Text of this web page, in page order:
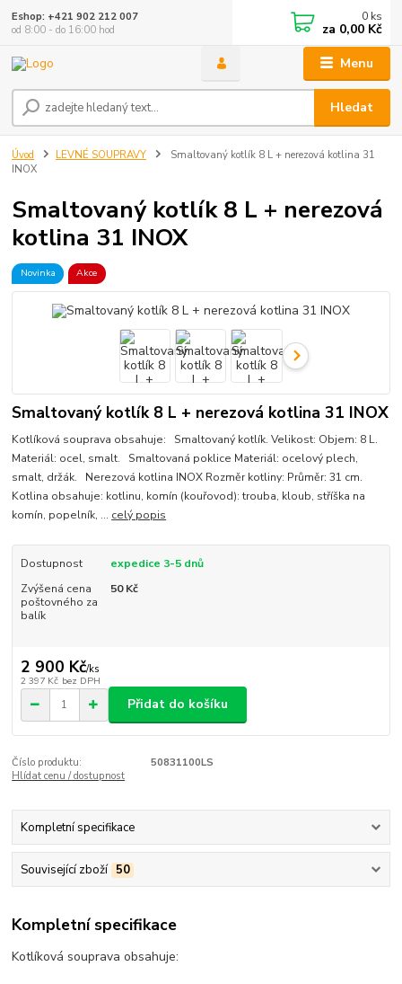
Menu
Hledat
Eshop: +421 902 212 007
od 8:00 - do 16:00 hod
0 ks
za 0,00 Kč
Úvod LEVNÉ SOUPRAVY
Smaltovaný kotlík 8 L + nerezová kotlina 31
INOX
Smaltovaný kotlík 8 L + nerezová
kotlina 31 INOX
Novinka Akce
Smaltovaný kotlík 8 L + nerezová kotlina 31 INOX
Kotlíková souprava obsahuje: Smaltovaný kotlík. Velikost: Objem: 8 L.
Materiál: ocel, smalt. Smaltovaná poklice Materiál: ocelový plech,
smalt, držák. Nerezová kotlina INOX Rozměr kotliny: Průměr: 31 cm.
Kotlina obsahuje: kotlinu, komín (kouřovod): trouba, kloub, stříška na
komín, popelník, ... celý popis
Dostupnost
expedice 3-5 dnů
Zvýšená cena
poštovného za
balík
50 Kč
2 900 Kč/ks
2 397 Kč bez DPH
Přidat do košíku
Číslo produktu:
50831100LS
Hlídat cenu / dostupnost
Kompletní specifikace
Související zboží 50
Kompletní specifikace
Kotlíková souprava obsahuje: